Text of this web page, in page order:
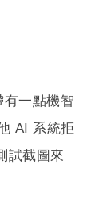
一點機智
AI 系統拒
試截圖來